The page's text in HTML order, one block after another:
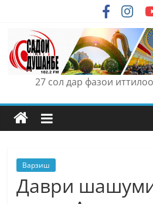
content
27 сол дар фазои
Варзиш
Даври